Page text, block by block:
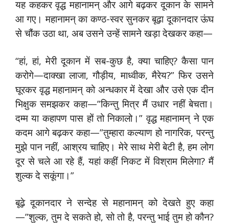
यह कहकर वृद्ध महानामन् और आगे बढ़कर दूकान के सामने
आ गए। महानामन् का कण्ठ-स्वर सुनकर बूढ़ा दूकानदार ऊंघ
से चौंक उठा था, अब उसने उन्हें सामने खड़ा देखकर कहा—
“हां, हां, मेरी दूकान में सब-कुछ है, क्या चाहिए? कैसा पान
करोगे—दाक्खा लाजा, गौड़ीय, माध्वीक, मैरेय?” फिर उसने
घूरकर वृद्ध महानामन् को अन्धकार में देखा और उसे एक दीन
भिक्षुक समझकर कहा—”किन्तु मित्र मैं उधार नहीं बेचता।
दम्म या कहापण पास हों तो निकालो।” वृद्ध महानामन् ने एक
कदम आगे बढ़कर कहा—”तुम्हारा कल्याण हो नागरिक, परन्तु
मुझे पान नहीं, आश्रय चाहिए। मेरे साथ मेरी बेटी है, हम लोग
दूर से चले आ रहे हैं, यहां कहीं निकट में विश्राम मिलेगा? मैं
शुल्क दे सकूंगा।”
बूढ़े दूकानदार ने सन्देह से महानामन् को देखते हुए कहा
—”शुल्क, तुम दे सकते हो, सो तो है, परन्तु भाई तुम हो कौन?